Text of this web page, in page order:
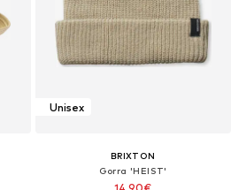
Unisex
BRIXTON
Gorra 'HEIST'